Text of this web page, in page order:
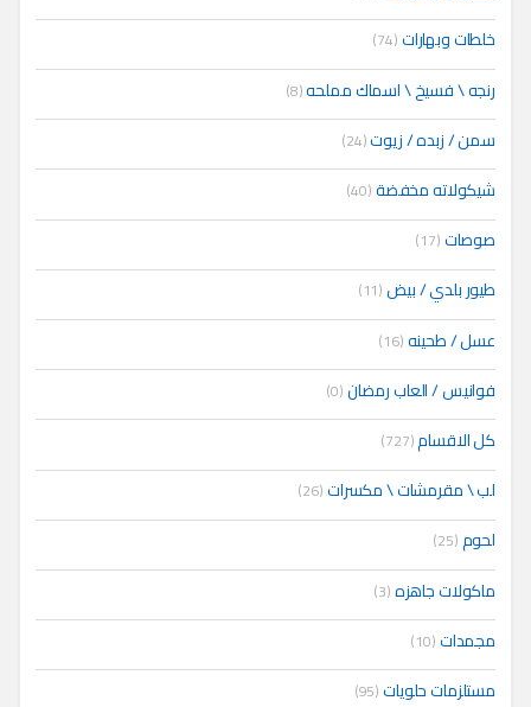
خلطات وبهارات(74)
رنجه \ فسيخ \ اسماك مملحه(8)
سمن / زبده / زيوت(24)
شيكولاته مخفضة(40)
صوصات(17)
طيور بلدي / بيض(11)
عسل / طحينه(16)
فوانيس / العاب رمضان(0)
كل الاقسام(727)
لب \ مقرمشات \ مكسرات(26)
لحوم(25)
ماكولات جاهزه(3)
مجمدات(10)
مستلزمات حلويات(95)